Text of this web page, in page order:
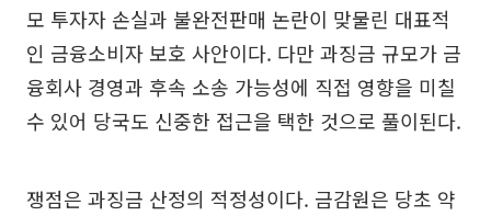
모 투자자 손실과 불완전판매 논란이 맞물린 대표적
인 금융소비자 보호 사안이다. 다만 과징금 규모가 금
융회사 경영과 후속 소송 가능성에 직접 영향을 미칠
수 있어 당국도 신중한 접근을 택한 것으로 풀이된다.
쟁점은 과징금 산정의 적정성이다. 금감원은 당초 약